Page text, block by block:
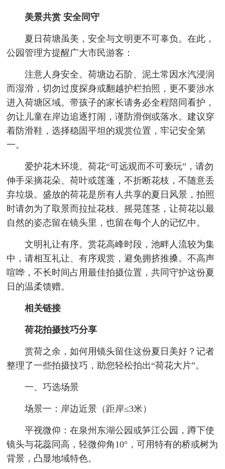
美景共赏 安全同守
夏日荷塘虽美，安全与文明更不可辜负。在此，
公园管理方提醒广大市民游客：
注意人身安全。荷塘边石阶、泥土常因水汽浸润
而湿滑，切勿过度探身或翻越护栏拍照，更不要涉水
进入荷塘区域。带孩子的家长请务必全程陪同看护，
勿让儿童在岸边追逐打闹，谨防滑倒或落水。建议穿
着防滑鞋，选择稳固平坦的观赏位置，牢记安全第
一。
爱护花木环境。荷花“可远观而不可亵玩”，请勿
伸手采摘花朵、荷叶或莲蓬，不折断花枝，不随意丢
弃垃圾。盛放的荷花是所有人共享的夏日风景，拍照
时请勿为了取景而拉扯花枝、摇晃莲茎，让荷花以最
自然的姿态留在镜头里，也留在每个人的记忆中。
文明礼让有序。赏花高峰时段，池畔人流较为集
中，请相互礼让、有序观赏，避免拥挤推搡。不高声
喧哗，不长时间占用最佳拍摄位置，共同守护这份夏
日的温柔馈赠。
相关链接
荷花拍摄技巧分享
赏荷之余，如何用镜头留住这份夏日美好？记者
整理了一些拍摄技巧，助您轻松拍出“荷花大片”。
一、巧选场景
场景一：岸边近景（距岸≤3米）
平视微仰：在泉州东湖公园或笋江公园，蹲下使
镜头与花蕊同高，轻微仰角10°，可用特有的桥或树为
背景，凸显地域特色。